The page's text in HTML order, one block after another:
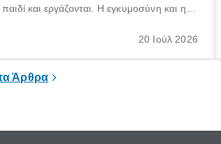
παιδί και εργάζονται. Η εγκυμοσύνη και η
σημαντική περίοδος στη ζωή κάθε20 Ιούλ 2026
Άρθρα